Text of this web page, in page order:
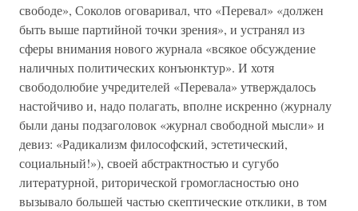
свободе», Соколов оговаривал, что «Перевал» «должен
быть выше партийной точки зрения», и устранял из
сферы внимания нового журнала «всякое обсуждение
наличных политических конъюнктур». И хотя
свободолюбие учредителей «Перевала» утверждалось
настойчиво и, надо полагать, вполне искренно (журналу
были даны подзаголовок «журнал свободной мысли» и
девиз: «Радикализм философский, эстетический,
социальный!»), своей абстрактностью и сугубо
литературной, риторической громогласностью оно
вызывало большей частью скептические отклики, в том